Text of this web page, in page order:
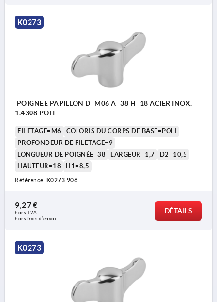
K0273
POIGNÉE PAPILLON D=M06 A=38 H=18 ACIER INOX.
1.4308 POLI
FILETAGE=M6
COLORIS DU CORPS DE BASE=POLI
PROFONDEUR DE FILETAGE=9
LONGUEUR DE POIGNÉE=38
LARGEUR=1,7
D2=10,5
HAUTEUR=18
H1=8,5
Référence: K0273.906
9,27 €
hors TVA
hors frais d’envoi
DÉTAILS
K0273